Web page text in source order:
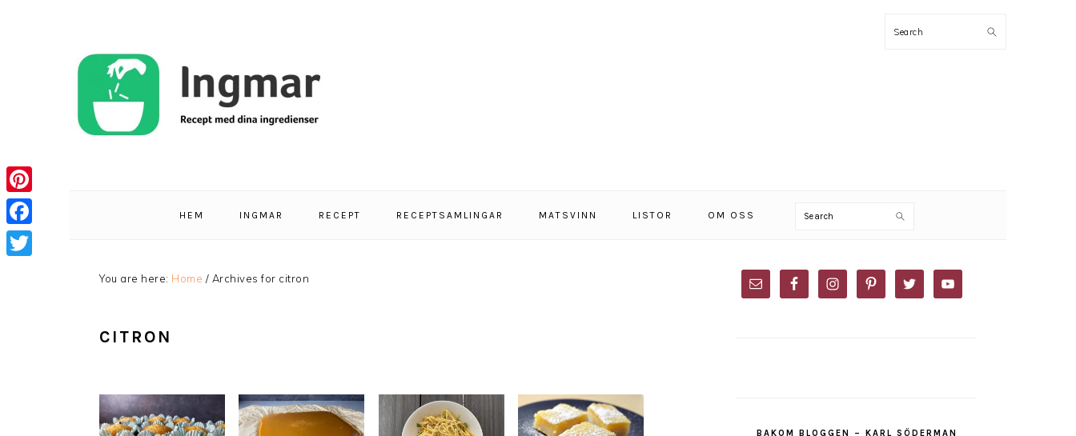
Search
HEM INGMAR RECEPT RECEPTSAMLINGAR MATSVINN LISTOR OM OSS Search
You are here: Home / Archives for citron
CITRON
PRIMARY
SIDEBAR
BAKOM BLOGGEN – KARL SÖDERMAN
Pinterest
Facebook